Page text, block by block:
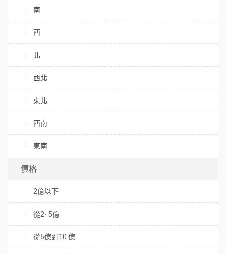
南
西
北
西北
東北
西南
東南
價格
2億以下
從2- 5億
從5億到10 億